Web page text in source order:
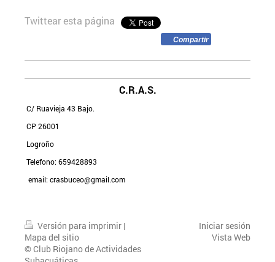
Twittear esta página
Compartir
C.R.A.S.
C/ Ruavieja 43 Bajo.
CP 26001
Logroño
Telefono: 659428893
email: crasbuceo@gmail.com
Versión para imprimir |
Mapa del sitio
© Club Riojano de Actividades
Iniciar sesión
Vista Web